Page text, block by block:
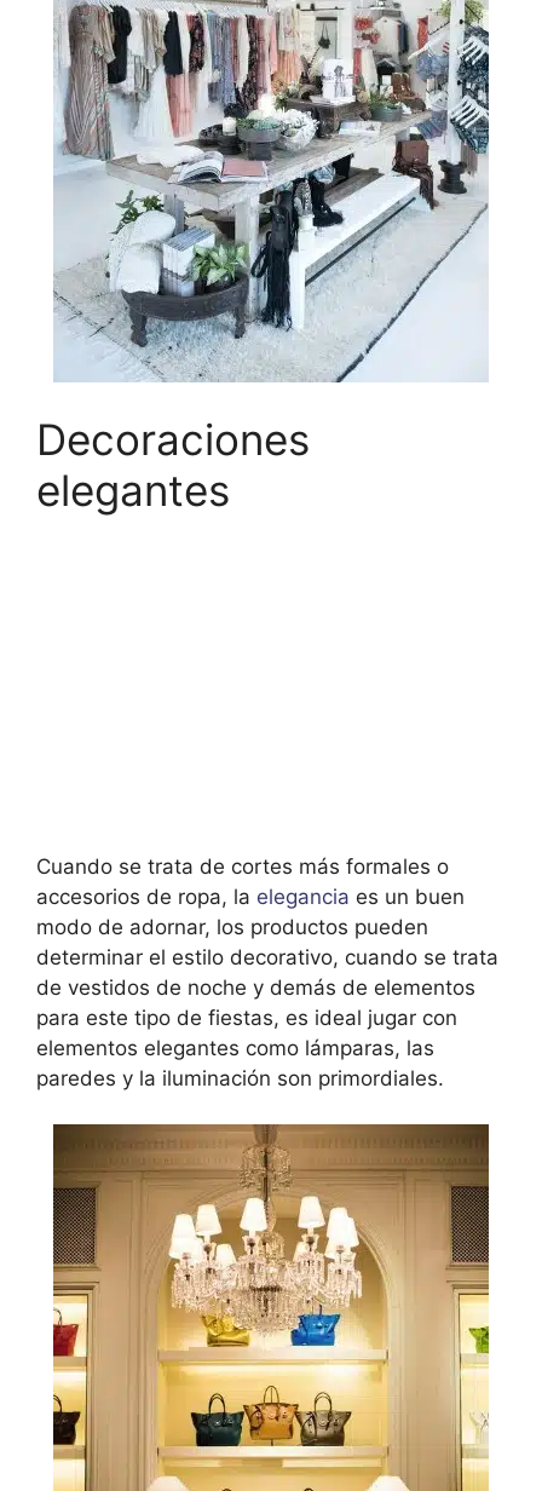
Decoraciones
elegantes
Cuando se trata de cortes más formales o
accesorios de ropa, la elegancia es un buen
modo de adornar, los productos pueden
determinar el estilo decorativo, cuando se trata
de vestidos de noche y demás de elementos
para este tipo de fiestas, es ideal jugar con
elementos elegantes como lámparas, las
paredes y la iluminación son primordiales.